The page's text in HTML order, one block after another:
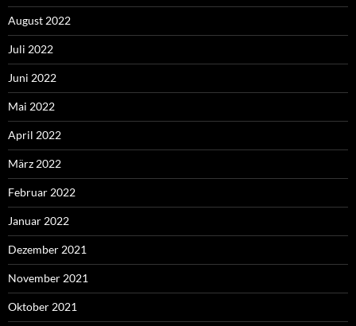
August 2022
Juli 2022
Juni 2022
Mai 2022
April 2022
März 2022
Februar 2022
Januar 2022
Dezember 2021
November 2021
Oktober 2021